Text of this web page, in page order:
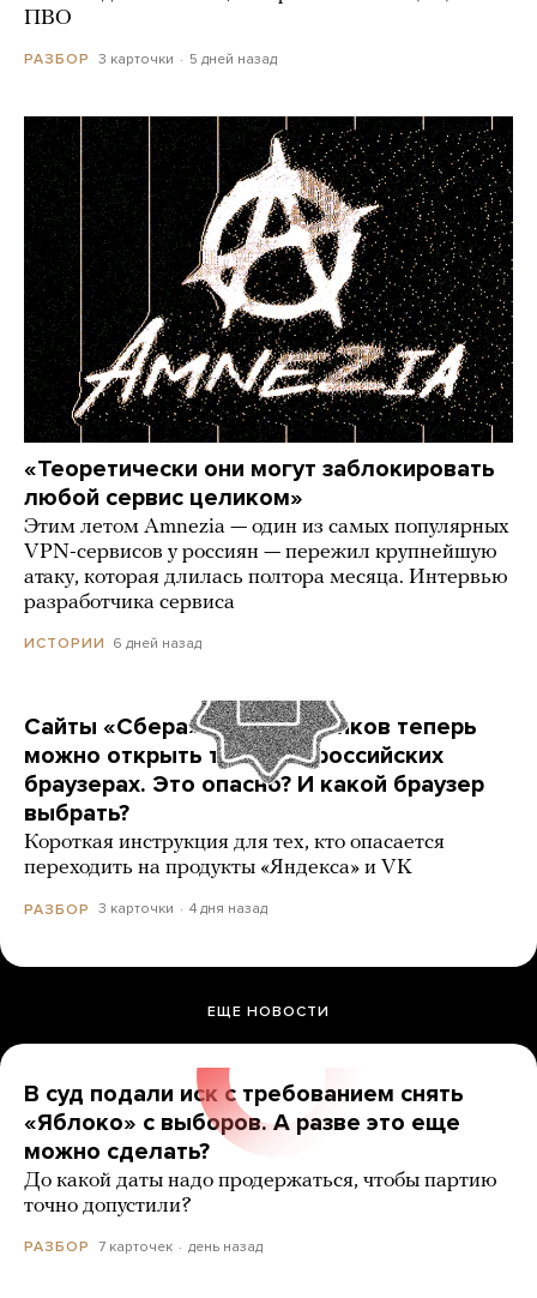
ПВО
РАЗБОР 3 карточки 5 дней назад
«Теоретически они могут заблокировать
любой сервис целиком»
Этим летом Amnezia — один из самых популярных
VPN-сервисов у россиян — пережил крупнейшую
атаку, которая длилась полтора месяца. Интервью
разработчика сервиса
ИСТОРИИ 6 дней назад
Сайты «Сбера» и других банков теперь
можно открыть только в российских
браузерах. Это опасно? И какой браузер
выбрать?
Короткая инструкция для тех, кто опасается
переходить на продукты «Яндекса» и VK
РАЗБОР 3 карточки 4 дня назад
ЕЩЕ НОВОСТИ
В суд подали иск с требованием снять
«Яблоко» с выборов. А разве это еще
можно сделать?
До какой даты надо продержаться, чтобы партию
точно допустили?
РАЗБОР 7 карточек день назад